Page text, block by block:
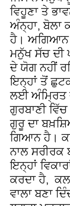
ਵਿਹੂਣਾ ਤੇ
ਅੰਨ੍ਹਾ, ਬੋਲਾ
ਹੈ। ਅਗਿਆਨ
ਮਨੁੱਖ ਸੱਚ ਦੀ
ਦੇ ਯੋਗ ਨਹੀਂ
ਇਨ੍ਹਾਂ ਤੋਂ
ਲਈ ਅੰਮਿ੍ਰਤ
ਗੁਰਬਾਣੀ
ਗੁਰੂ ਦਾ
ਗਿਆਨ ਹੈ।
ਨਾਲ ਸਰੀਰਕ
ਇਨ੍ਹਾਂ
ਕਰਦਾ ਹੈ,
ਵਾਲਾ ਬਣਾ